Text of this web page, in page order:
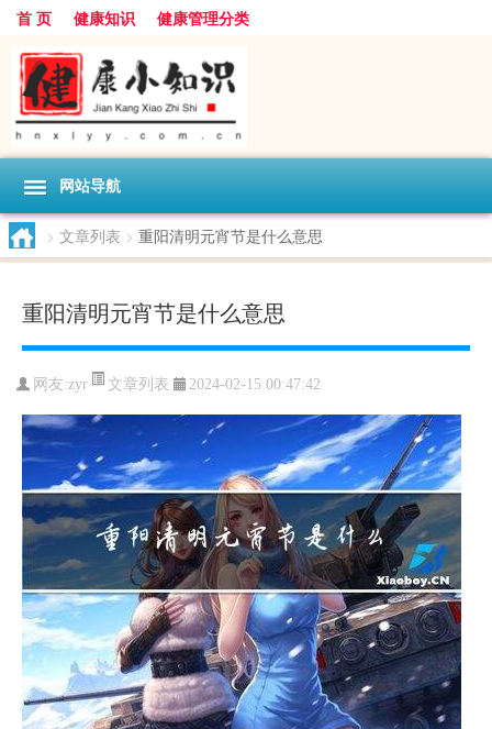
首 页 健康知识 健康管理分类
网站导航
> 文章列表 > 重阳清明元宵节是什么意思
重阳清明元宵节是什么意思
网友:zyr 文章列表 2024-02-15 00:47:42